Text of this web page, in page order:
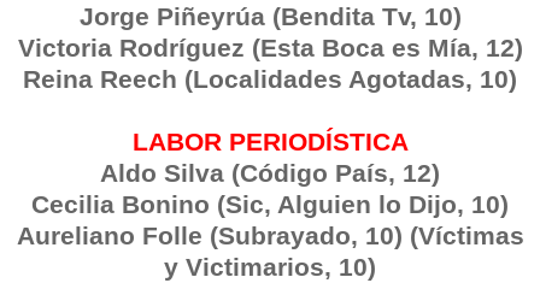
Jorge Piñeyrúa (Bendita Tv, 10)
Victoria Rodríguez (Esta Boca es Mía, 12)
Reina Reech (Localidades Agotadas, 10)
LABOR PERIODÍSTICA
Aldo Silva (Código País, 12)
Cecilia Bonino (Sic, Alguien lo Dijo, 10)
Aureliano Folle (Subrayado, 10) (Víctimas
y Victimarios, 10)